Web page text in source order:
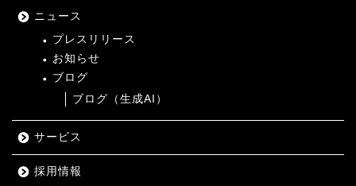
ニュース
プレスリリース
お知らせ
ブログ
ブログ（生成AI）
サービス
採用情報